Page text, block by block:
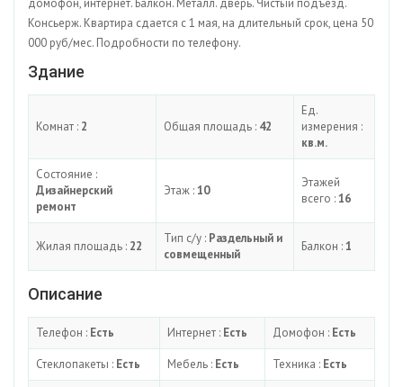
домофон, интернет. Балкон. Металл. дверь. Чистый подъезд.
Консьерж. Квартира сдается с 1 мая, на длительный срок, цена 50
000 руб/мес. Подробности по телефону.
Здание
Комнат : 2 Общая площадь : 42
Ед.
измерения :
кв.м.
Состояние :
Дизайнерский
ремонт
Этаж :10
Этажей
всего :16
Жилая площадь : 22
Тип с/у : Раздельный и
совмещенный
Балкон :1
Описание
Телефон : Есть Интернет : Есть Домофон : Есть
Стеклопакеты : Есть Мебель : Есть Техника : Есть